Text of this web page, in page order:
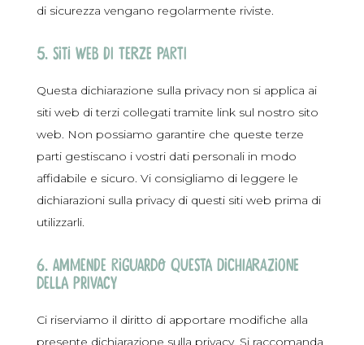
di sicurezza vengano regolarmente riviste.
5. Siti web di terze parti
Questa dichiarazione sulla privacy non si applica ai
siti web di terzi collegati tramite link sul nostro sito
web. Non possiamo garantire che queste terze
parti gestiscano i vostri dati personali in modo
affidabile e sicuro. Vi consigliamo di leggere le
dichiarazioni sulla privacy di questi siti web prima di
utilizzarli.
6. Ammende riguardo questa dichiarazione
della privacy
Ci riserviamo il diritto di apportare modifiche alla
presente dichiarazione sulla privacy. Si raccomanda